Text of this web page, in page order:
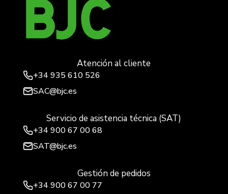
Atención al cliente
+34 935 610 526
SAC@bjc.es
Servicio de asistencia técnica (SAT)
+34 900 67 00 68
SAT@bjc.es
Gestión de pedidos
+34 900 67 00 77